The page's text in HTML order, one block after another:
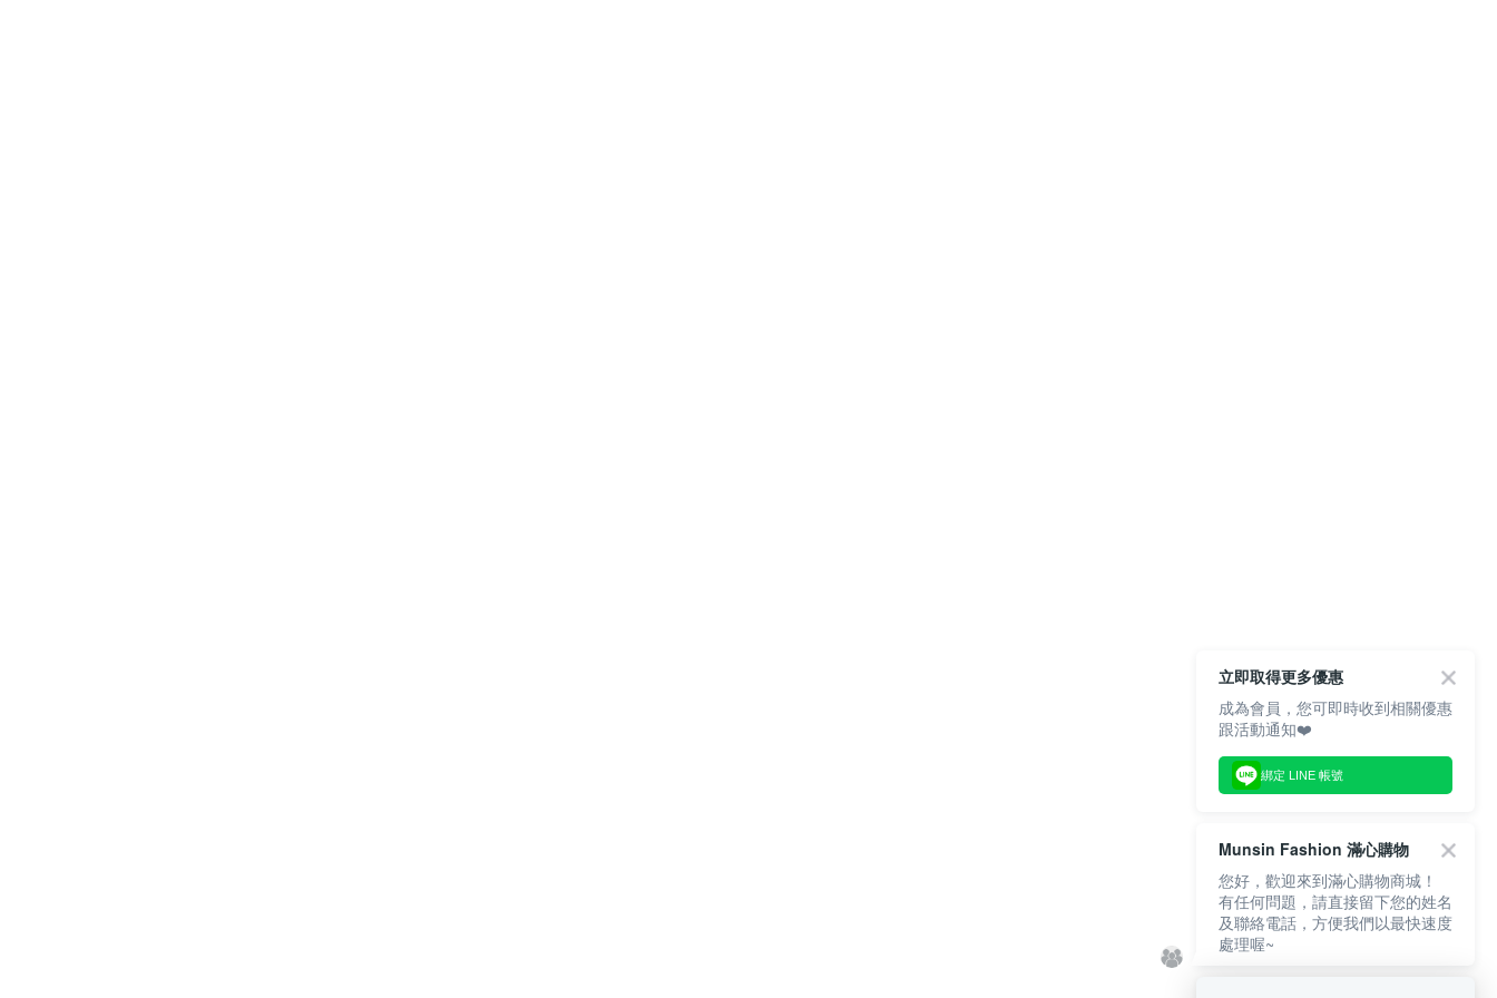
立即取得更多優惠
成為會員，您可即時收到相關優惠
跟活動通知❤️
綁定 LINE 帳號
Munsin Fashion 滿心購物
您好，歡迎來到滿心購物商城！
有任何問題，請直接留下您的姓名
及聯絡電話，方便我們以最快速度
處理喔~